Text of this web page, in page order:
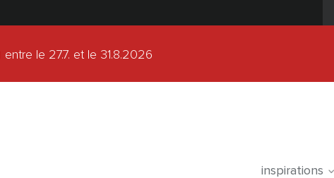
entre le 27.7. et le 31.8.2026
inspirations